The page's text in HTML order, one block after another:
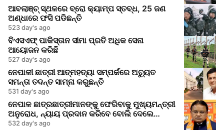
ଆବଲାଞ୍ଚ୍ ସ୍ଥଳରେ ବ୍ରୋ କ୍ୟାମ୍ପ ସ୍ତବ୍ଧ, 25 ଜଣ
ଅଣ୍ଧାରେ ଫସି ପଡିଛନ୍ତି
523 day's ago
ବିଏସଏଫ୍ ପାକିସ୍ତାନ ସୀମା ପ୍ରତି ଅଧିକ ସେନା
ଆୟୋଜନ କରିଛି
527 day's ago
ନେପାଳୀ ଛାତ୍ରୀ ଆତ୍ମହତ୍ୟା ସମ୍ପର୍କରେ ଅଚ୍ୟୁତ
ସମନ୍ତା ତଦନ୍ତ ସାମ୍ନା କରୁଛନ୍ତି
531 day's ago
ନେପାଳ ଛାତ୍ରଛାତ୍ରୀମାନଙ୍କୁ ଫେରିବାକୁ ମୁଖ୍ୟମନ୍ତ୍ରୀ
ଅନୁରୋଧ, ନ୍ୟାୟ ପ୍ରଦାନ କରିବେ ବୋଲି ଦେଲେ
ଆଶ୍ୱାସନା
532 day's ago